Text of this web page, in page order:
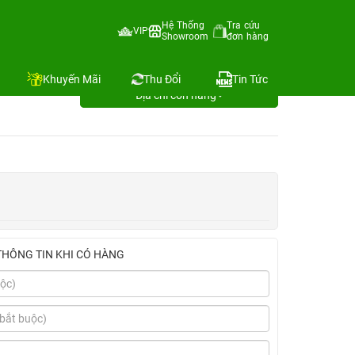
VIP
Hệ Thống
Showroom
Tra cứu
đơn hàng
Khuyến Mãi Thu Đổi Tin Tức
Tháng
Địa chỉ còn hàng
TIN KHI CÓ HÀNG